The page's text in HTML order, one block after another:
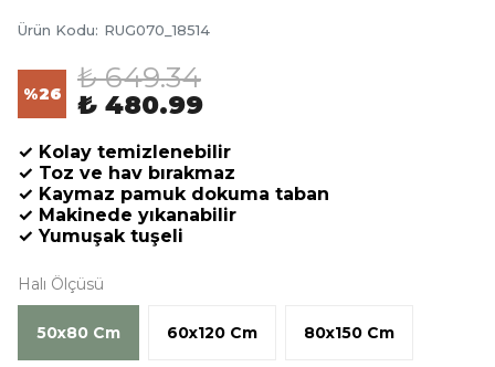
Ürün Kodu: RUG070_18514
%26 ₺ 649.34
₺ 480.99
✓ Kolay temizlenebilir
✓ Toz ve hav bırakmaz
✓ Kaymaz pamuk dokuma taban
✓ Makinede yıkanabilir
✓ Yumuşak tuşeli
Halı Ölçüsü
50x80 Cm 60x120 Cm 80x150 Cm